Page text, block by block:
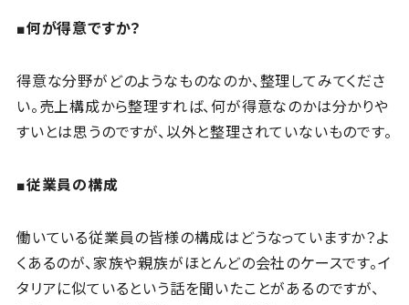
■何が得意ですか？
得意な分野がどのようなものなのか、整理してみてくださ
い。売上構成から整理すれば、何が得意なのかは分かりや
すいとは思うのですが、以外と整理されていないものです。
■従業員の構成
働いている従業員の皆様の構成はどうなっていますか？よ
くあるのが、家族や親族がほとんどの会社のケースです。イ
タリアに似ているという話を聞いたことがあるのですが、